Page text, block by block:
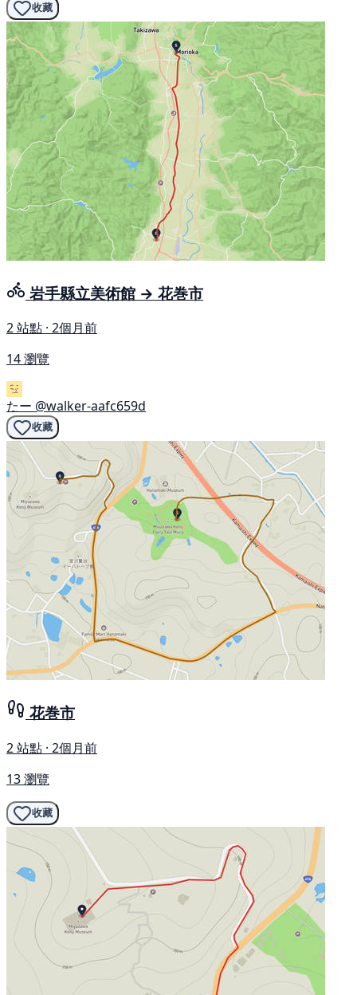
收藏
岩手縣立美術館 → 花巻市
2 站點 · 2個月前
14 瀏覽
たー @walker-aafc659d
收藏
花巻市
2 站點 · 2個月前
13 瀏覽
收藏